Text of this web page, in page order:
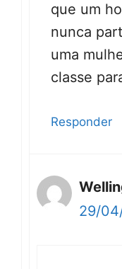
que um
nunca
uma
classe
Responder
29/